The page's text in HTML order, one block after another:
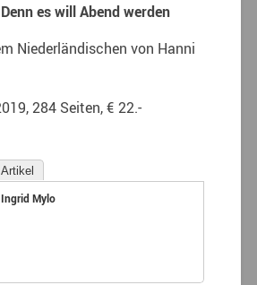
Denn es will Abend werden
Niederländischen von Hanni
284 Seiten, € 22.-
Artikel
Ingrid Mylo